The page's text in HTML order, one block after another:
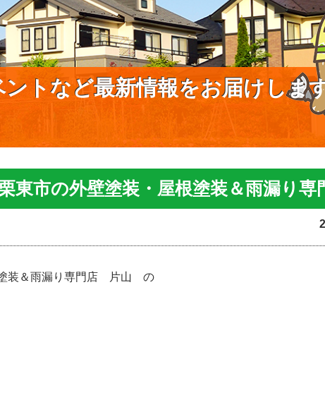
トなど最新情報をお届けしま
東市の外壁塗装・屋根塗装＆雨漏り
塗装＆雨漏り専門店 片山 の